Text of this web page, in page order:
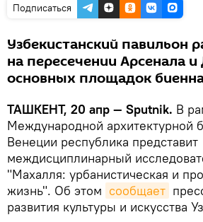
Подписаться
Узбекистанский павильон
на пересечении Арсенала
основных площадок
ТАШКЕНТ, 20 апр — Sputnik. В
Международной архитектурной
Венеции республика представит
междисциплинарный
"Махалля: урбанистическая и
жизнь". Об этом сообщает
развития культуры и искусства